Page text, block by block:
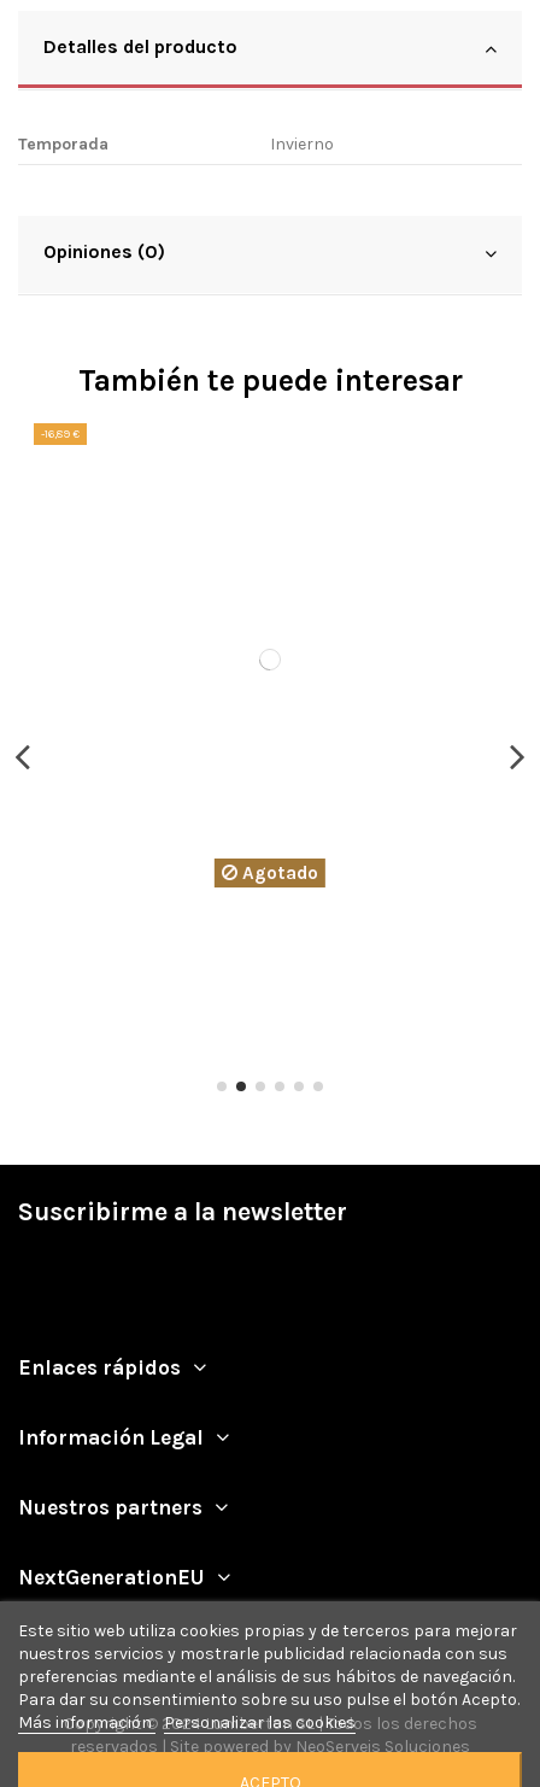
Detalles del producto
Temporada Invierno
Opiniones (0)
También te puede interesar
-16,89 €
Agotado
Suscribirme a la newsletter
Enlaces rápidos
Información Legal
Nuestros partners
NextGenerationEU
Este sitio web utiliza cookies propias y de terceros para mejorar
nuestros servicios y mostrarle publicidad relacionada con sus
preferencias mediante el análisis de sus hábitos de navegación.
Para dar su consentimiento sobre su uso pulse el botón Acepto.
Más información Personalizar las cookies
ACEPTO
Copyright © 2024 Lumberton SL | Todos los derechos
reservados | Site powered by NeoServeis Soluciones